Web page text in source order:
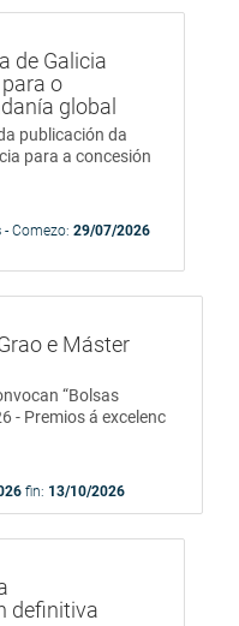
de Galicia
o
global
publicación da
para a concesión
- Comezo: 29/07/2026
e Máster
“Bolsas
- Premios á excelenc
fin: 13/10/2026
definitiva